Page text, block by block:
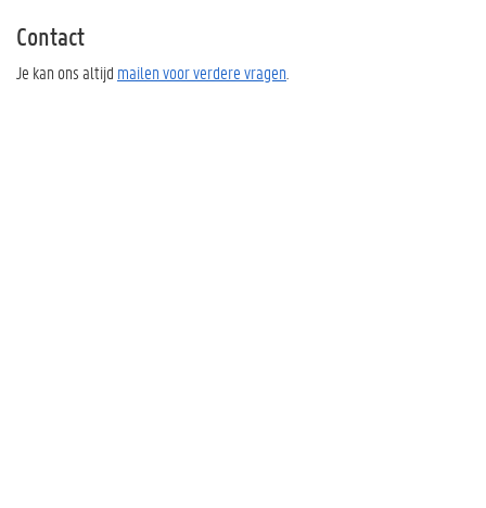
Contact
Je kan ons altijd mailen voor verdere vragen